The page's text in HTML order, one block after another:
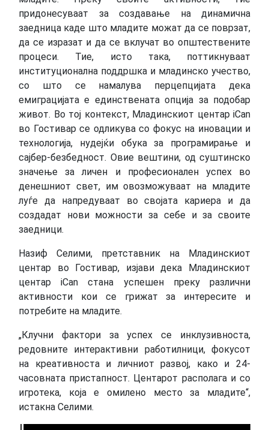
придонесуваат за создавање на динамична
заедница каде што младите можат да се поврзат,
да се изразат и да се вклучат во општествените
процеси. Тие, исто така, поттикнуваат
институционална поддршка и младинско учество,
со што се намалува перцепцијата дека
емиграцијата е единствената опција за подобар
живот. Во тој контекст, Младинскиот центар iCan
во Гостивар се одликува со фокус на иновации и
технологија, нудејќи обука за програмирање и
сајбер-безбедност. Овие вештини, од суштинско
значење за личен и професионален успех во
денешниот свет, им овозможуваат на младите
луѓе да напредуваат во својата кариера и да
создадат нови можности за себе и за своите
заедници.
Назиф Селими, претставник на Младинскиот
центар во Гостивар, изјави дека Младинскиот
центар iCan стана успешен преку различни
активности кои се грижат за интересите и
потребите на младите.
„Клучни фактори за успех се инклузивноста,
редовните интерактивни работилници, фокусот
на креативноста и личниот развој, како и 24-
часовната пристапност. Центарот располага и со
игротека, која е омилено место за младите“,
истакна Селими.